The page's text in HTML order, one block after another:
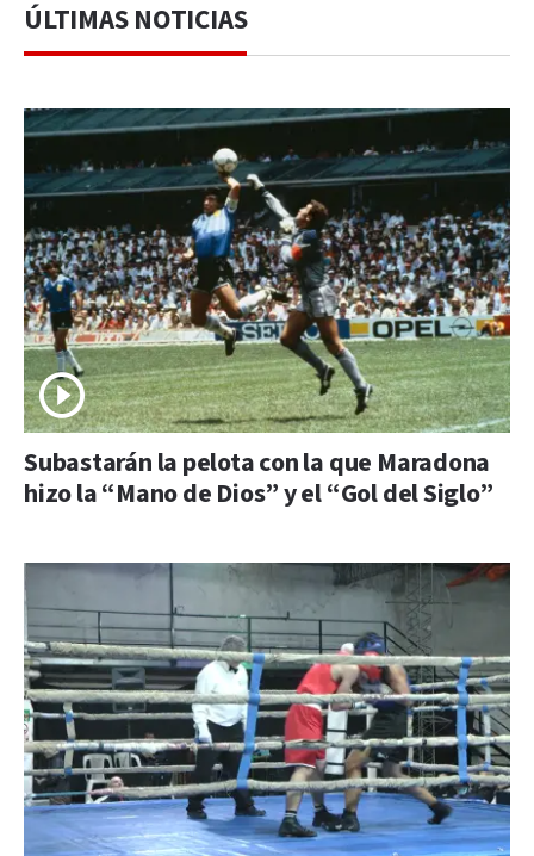
ÚLTIMAS NOTICIAS
Subastarán la pelota con la que Maradona
hizo la “Mano de Dios” y el “Gol del Siglo”